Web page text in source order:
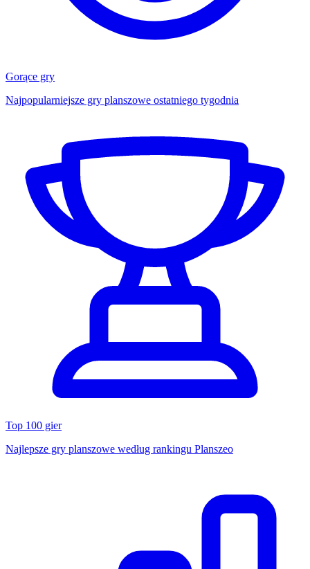
Gorące gry
Najpopularniejsze gry planszowe ostatniego tygodnia
Top 100 gier
Najlepsze gry planszowe według rankingu Planszeo